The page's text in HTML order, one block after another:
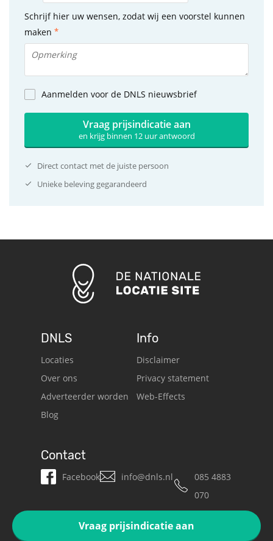
Schrijf hier uw wensen, zodat wij een voorstel kunnen
maken
Aanmelden voor de DNLS nieuwsbrief
Vraag prijsindicatie aan
en krijg binnen 12 uur antwoord
Direct contact met de juiste persoon
Unieke beleving gegarandeerd
Vraag prijsindicatie aan
DNLS
Locaties
Over ons
Adverteerder worden
Blog
Info
Disclaimer
Privacy statement
Web-Effects
Contact
Facebook info@dnls.nl
085 4883
070